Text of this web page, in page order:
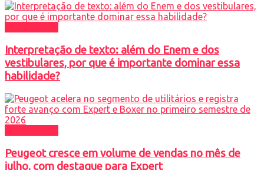
Interpretação de texto: além do Enem e dos
vestibulares, por que é importante dominar essa
habilidade?
Peugeot cresce em volume de vendas no mês de
julho, com destaque para Expert